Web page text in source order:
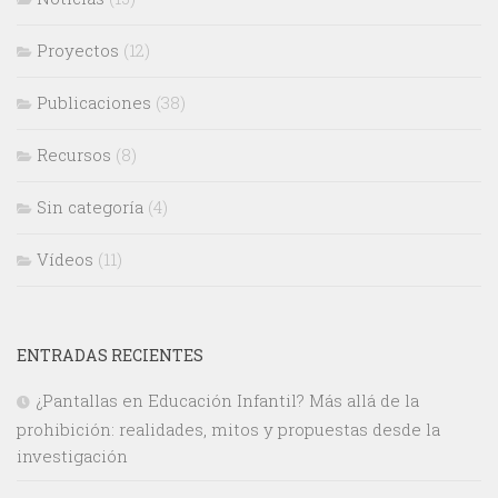
Proyectos (12)
Publicaciones (38)
Recursos (8)
Sin categoría (4)
Vídeos (11)
ENTRADAS RECIENTES
¿Pantallas en Educación Infantil? Más allá de la
prohibición: realidades, mitos y propuestas desde la
investigación